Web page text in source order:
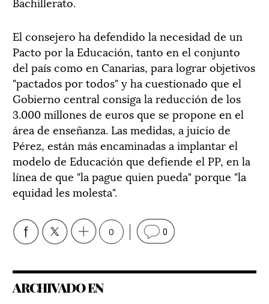
El consejero ha defendido la necesidad de un
Pacto por la Educación, tanto en el conjunto
del país como en Canarias, para lograr objetivos
"pactados por todos" y ha cuestionado que el
Gobierno central consiga la reducción de los
3.000 millones de euros que se propone en el
área de enseñanza. Las medidas, a juicio de
Pérez, están más encaminadas a implantar el
modelo de Educación que defiende el PP, en la
línea de que "la pague quien pueda" porque "la
equidad les molesta".
0 0
ARCHIVADO EN